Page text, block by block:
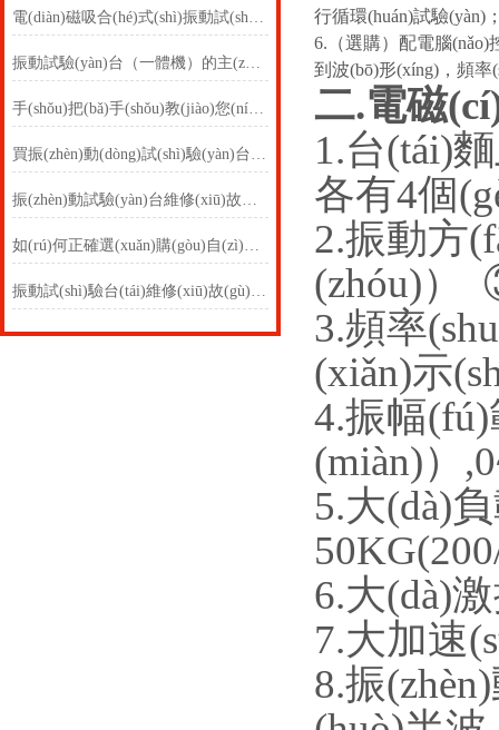
電(diàn)磁吸合(hé)式(shì)振動試(shì)驗台的簡介
振動試驗(yàn)台（一體機）的主(zhǔ)要功能
手(shǒu)把(bǎ)手(shǒu)教(jiào)您(nín)安裝(zhuāng)振動試驗(yàn)台(tái)
買振(zhèn)動(dòng)試(shì)驗(yàn)台 五大 要(yào)訣 變靈人
振(zhèn)動試驗(yàn)台維修(xiū)故障指引
如(rú)何正確選(xuǎn)購(gòu)自(zì)身(shēn)需(xū)要(yào)的(dí)振動(dòng)試(shì)驗(yàn)台(tái)
振動試(shì)驗台(tái)維修(xiū)故(gù)障處理方(fāng)法
行循環(huán)試驗(yàn)
6.（選購）配電腦(nǎo)
到波(bō)形(xíng)，頻率
二.電磁
1.台(tái)
各有4個
2.振動方
(zhóu)）
3.頻率
(xiǎn)示
4.振幅(fú)
(miàn)）
5.大(dà)
6.大(dà)
7.大加速
8.振